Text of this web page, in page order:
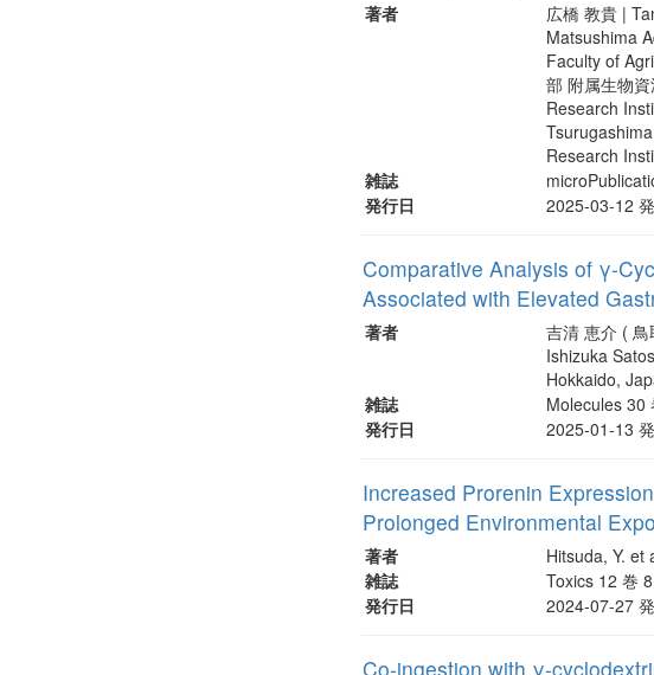
著者
広橋 教貴 |
Matsushima
Faculty of
部 附属生物
Research
Research
雑誌
発行日
2025-03-12
Comparative Analysis of γ-
Associated with Elevated
著者
吉清 恵介 (
Ishizuka
Hokkaido,
雑誌
Molecules 30
発行日
2025-01-13
Increased Prorenin
Prolonged Environmental
著者
Hitsuda, Y. et
雑誌
Toxics 12 巻
発行日
2024-07-27
Co-ingestion with γ-